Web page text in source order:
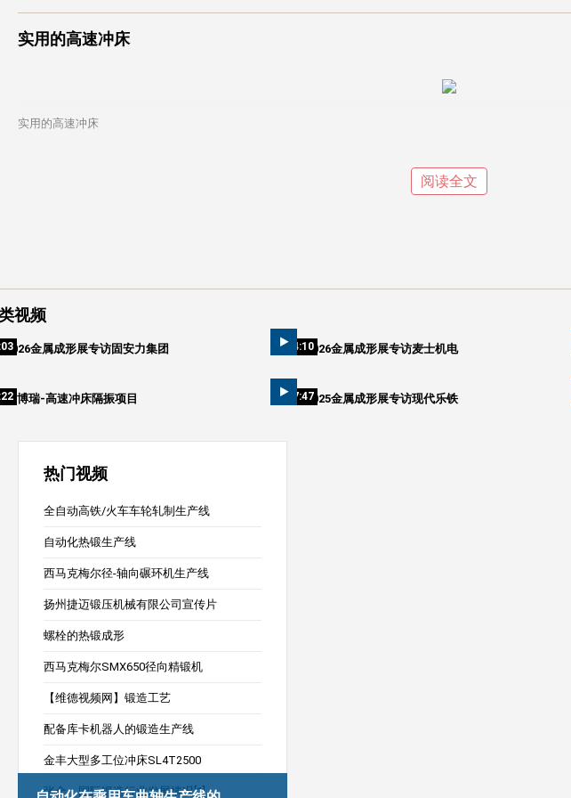
实用的高速冲床
实用的高速冲床
阅读全文
视频
2026金属成形展专访固安力集团 04:102026金属成形展专访麦士机电
爱博瑞-高速冲床隔振项目 07:472025金属成形展专访现代乐铁
热门视频
全自动高铁/火车车轮轧制生产线
自动化热锻生产线
西马克梅尔径-轴向碾环机生产线
扬州捷迈锻压机械有限公司宣传片
螺栓的热锻成形
西马克梅尔SMX650径向精锻机
【维德视频网】锻造工艺
配备库卡机器人的锻造生产线
金丰大型多工位冲床SL4T2500
张金：国际锻造行业发展情况[1]